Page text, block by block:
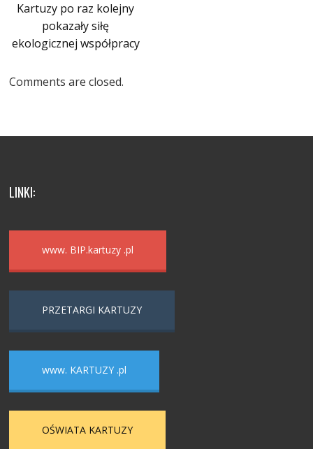
Kartuzy po raz kolejny
pokazały siłę
ekologicznej współpracy
Comments are closed.
LINKI:
www. BIP.kartuzy .pl
PRZETARGI KARTUZY
www. KARTUZY .pl
OŚWIATA KARTUZY